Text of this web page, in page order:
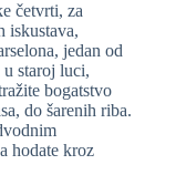
četvrti, za
iskustava,
jedan od
staroj luci,
bogatstvo
do šarenih riba.
hodate kroz